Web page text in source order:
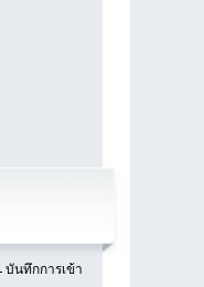
บันทึกการเข้า